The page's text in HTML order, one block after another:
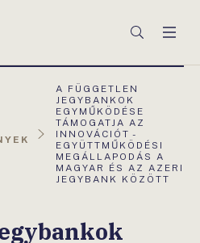
Keresés
AKTUÁLIS
OLDAL:
A FÜGGETLEN
JEGYBANKOK
EGYMŰKÖDÉSE
TÁMOGATJA AZ
INNOVÁCIÓT -
EGYÜTTMŰKÖDÉSI
MEGÁLLAPODÁS A
MAGYAR ÉS AZ AZERI
JEGYBANK KÖZÖTT